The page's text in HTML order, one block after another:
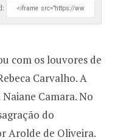
com os louvores de
Carvalho. A
Camara. No
do
Arolde de Oliveira.